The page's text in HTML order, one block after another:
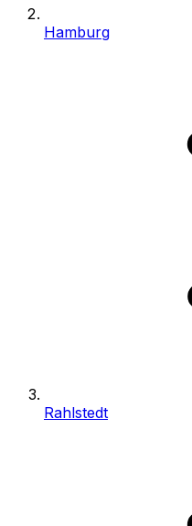
Hamburg
Rahlstedt